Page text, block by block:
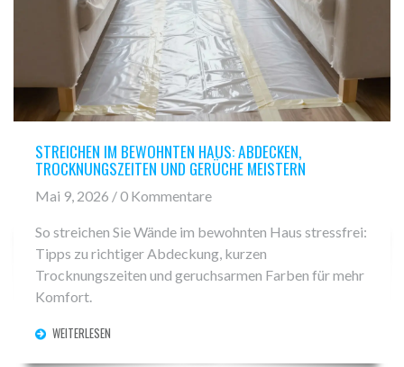
STREICHEN IM BEWOHNTEN HAUS: ABDECKEN,
TROCKNUNGSZEITEN UND GERÜCHE MEISTERN
Mai 9, 2026 / 0 Kommentare
So streichen Sie Wände im bewohnten Haus stressfrei:
Tipps zu richtiger Abdeckung, kurzen
Trocknungszeiten und geruchsarmen Farben für mehr
Komfort.
WEITERLESEN